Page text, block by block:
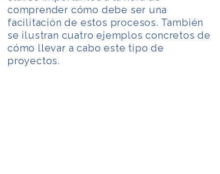
comprender cómo debe ser una
facilitación de estos procesos. También
se ilustran cuatro ejemplos concretos de
cómo llevar a cabo este tipo de
proyectos.